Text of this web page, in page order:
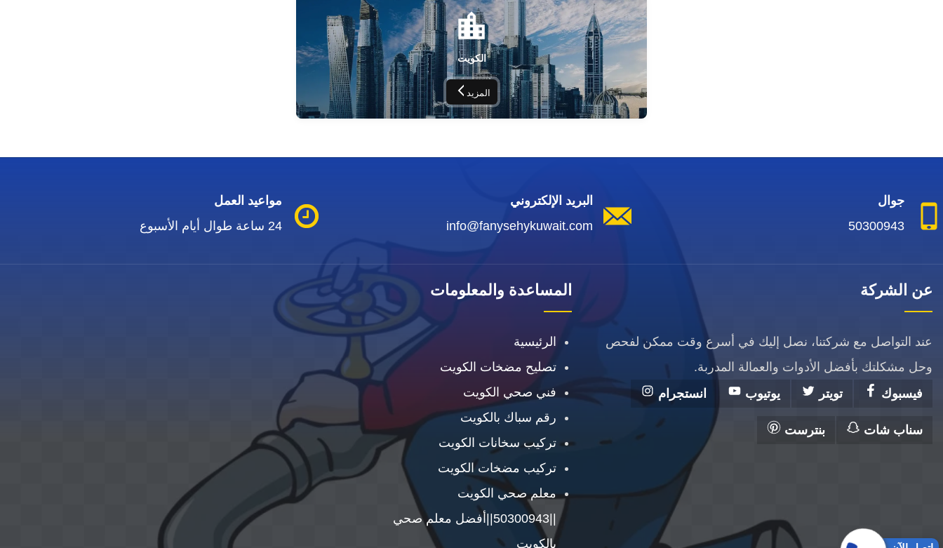
الكويت
المزيد
جوال
50300943
البريد الإلكتروني
info@fanysehykuwait.com
مواعيد العمل
24 ساعة طوال أيام الأسبوع
عن الشركة
عند التواصل مع شركتنا، نصل إليك في أسرع وقت ممكن لفحص
وحل مشكلتك بأفضل الأدوات والعمالة المدربة.
فيسبوك
تويتر يوتيوب انستجرام
سناب شات بنترست
المساعدة والمعلومات
الرئيسية
تصليح مضخات الكويت
فني صحي الكويت
رقم سباك بالكويت
تركيب سخانات الكويت
تركيب مضخات الكويت
معلم صحي الكويت
||50300943||أفضل معلم صحي
بالكويت